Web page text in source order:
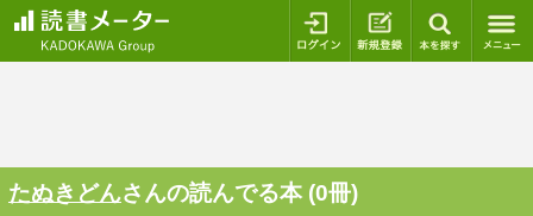
ログイン 新規登録
たぬきどんさんの読んでる本 (0冊)